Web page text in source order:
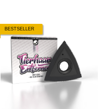
BESTSELLER